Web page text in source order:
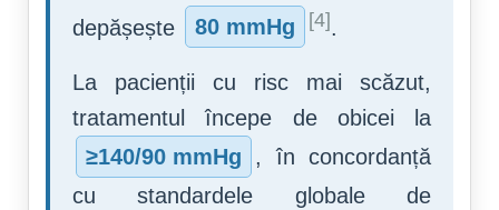
depășește
80 mmHg [4]
La pacienții cu risc mai scăzut,
tratamentul începe de obicei la
≥140/90 mmHg
, în concordanță
cu standardele globale de